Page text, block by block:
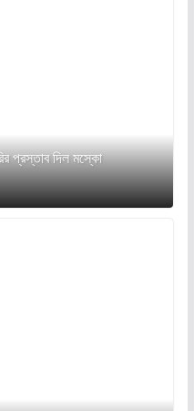
প্রস্তাব দিল মস্কো